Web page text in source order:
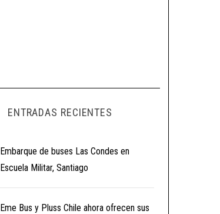
ENTRADAS RECIENTES
Embarque de buses Las Condes en
Escuela Militar, Santiago
Eme Bus y Pluss Chile ahora ofrecen sus